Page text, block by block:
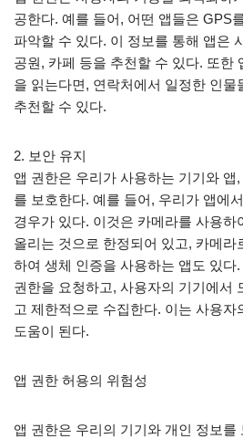
공한다. 예를 들어, 어떤 앱들은 GPS
파악할 수 있다. 이 정보를 통해 앱은
공원, 카페 등을 추천할 수 있다. 또한
을 읽는다면, 연락처에서 일정한 인물
추천할 수 있다.
2. 보안 유지
앱 권한은 우리가 사용하는 기기와 앱
를 보호한다. 예를 들어, 우리가 앱에
경우가 있다. 이것은 카메라를 사용하
올리는 것으로 한정되어 있고, 카메라
하여 생체 인증을 사용하는 앱도 있다
권한을 요청하고, 사용자의 기기에서
고 제한적으로 수집한다. 이는 사용자
도움이 된다.
앱 권한 허용의 위험성
앱 권한은 우리의 기기와 개인 정보를